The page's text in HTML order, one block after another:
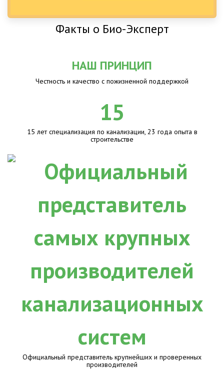
Факты о Био-Эксперт
НАШ ПРИНЦИП
Честность и качество с пожизненной поддержкой
15
15 лет специализация по канализации, 23 года опыта в
строительстве
Официальный представитель крупнейших и проверенных
производителей